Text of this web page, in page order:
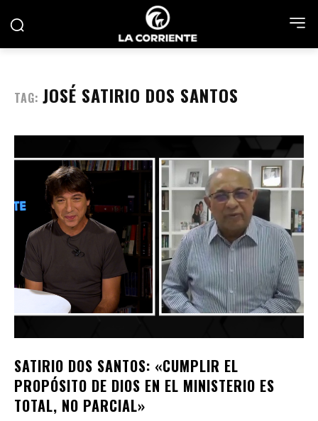
TAG: JOSÉ SATIRIO DOS SANTOS
SATIRIO DOS SANTOS: «CUMPLIR EL
PROPÓSITO DE DIOS EN EL MINISTERIO ES
TOTAL, NO PARCIAL»